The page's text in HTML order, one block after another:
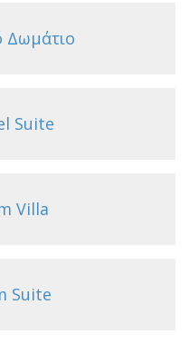
Δωμάτιο
Suite
Villa
Suite